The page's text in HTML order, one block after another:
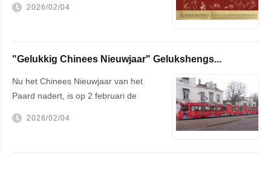
2026/02/04
"Gelukkig Chinees Nieuwjaar" Gelukshengs...
Nu het Chinees Nieuwjaar van het
Paard nadert, is op 2 februari de
2026/02/04